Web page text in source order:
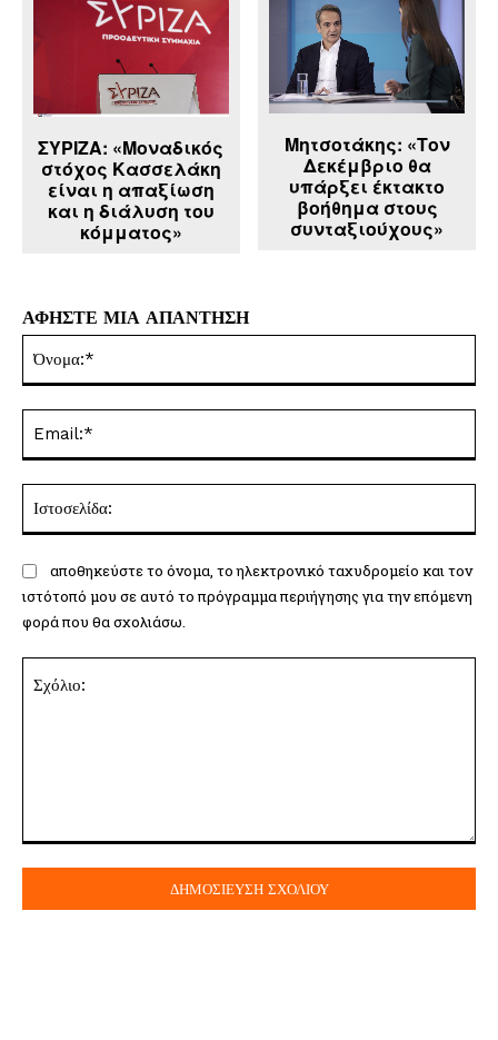
ΣΥΡΙΖΑ: «Μοναδικός
στόχος Κασσελάκη
είναι η απαξίωση
και η διάλυση του
κόμματος»
Μητσοτάκης: «Τον
Δεκέμβριο θα
υπάρξει έκτακτο
βοήθημα στους
συνταξιούχους»
ΑΦΗΣΤΕ ΜΙΑ ΑΠΑΝΤΗΣΗ
αποθηκεύστε το όνομα, το ηλεκτρονικό ταχυδρομείο και τον
ιστότοπό μου σε αυτό το πρόγραμμα περιήγησης για την επόμενη
φορά που θα σχολιάσω.